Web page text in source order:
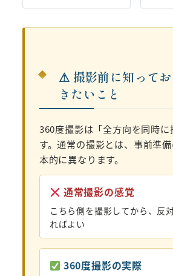
⚠ 撮影前に知って
きたいこと
360度撮影は「全方向を同時に
す。通常の撮影とは、事前準
本的に異なります。
通常撮影の感覚
こちら側を撮影してから、反
ればよい
360度撮影の実際